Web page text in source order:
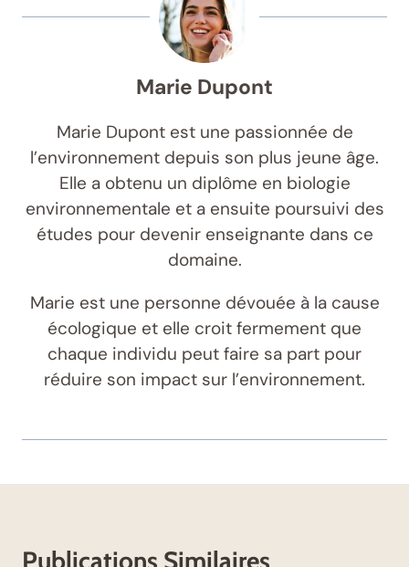
Marie Dupont
Marie Dupont est une passionnée de
l’environnement depuis son plus jeune âge.
Elle a obtenu un diplôme en biologie
environnementale et a ensuite poursuivi des
études pour devenir enseignante dans ce
domaine.
Marie est une personne dévouée à la cause
écologique et elle croit fermement que
chaque individu peut faire sa part pour
réduire son impact sur l’environnement.
Publications Similaires